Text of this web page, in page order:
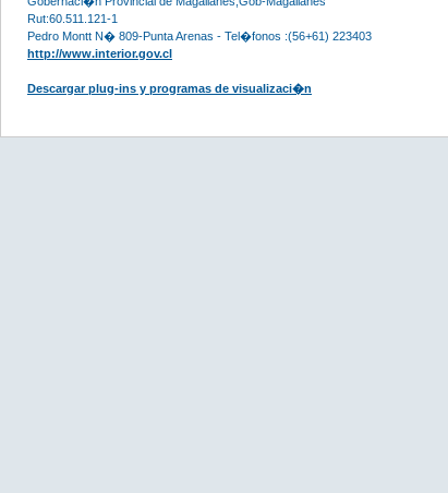
Rut:60.511.121-1
Pedro Montt N� 809-Punta Arenas - Tel�fonos :(56+61) 223403
http://www.interior.gov.cl
Descargar plug-ins y programas de visualizaci�n